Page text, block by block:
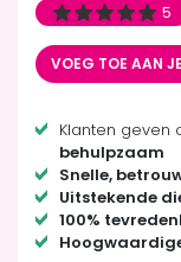
5
VOEG TOE AAN
Klanten geven
behulpzaam
Snelle,
Uitstekende
100%